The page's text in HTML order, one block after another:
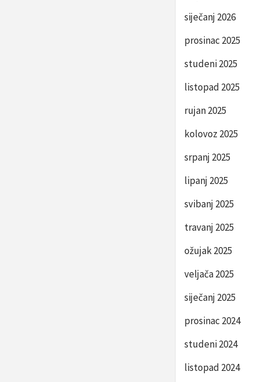
siječanj 2026
prosinac 2025
studeni 2025
listopad 2025
rujan 2025
kolovoz 2025
srpanj 2025
lipanj 2025
svibanj 2025
travanj 2025
ožujak 2025
veljača 2025
siječanj 2025
prosinac 2024
studeni 2024
listopad 2024